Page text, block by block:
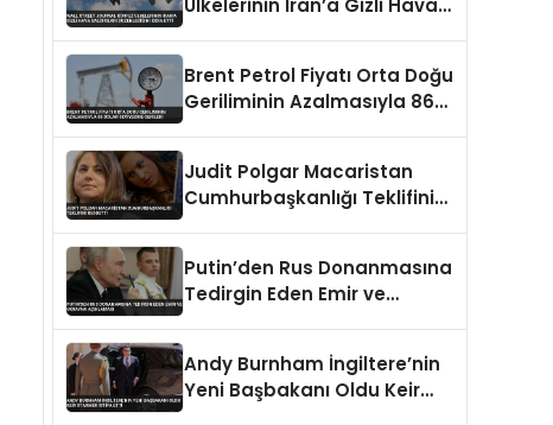
Ülkelerinin İran’a Gizli Hava
Brent Petrol Fiyatı Orta Doğu
Geriliminin Azalmasıyla 86
Judit Polgar Macaristan
Cumhurbaşkanlığı Teklifini
Putin’den Rus Donanmasına
Tedirgin Eden Emir ve
Andy Burnham İngiltere’nin
Yeni Başbakanı Oldu Keir